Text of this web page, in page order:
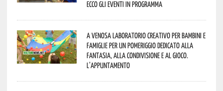
Ecco gli eventi in programma
A Venosa laboratorio creativo per bambini e
famiglie per un pomeriggio dedicato alla
fantasia, alla condivisione e al gioco.
L’appuntamento